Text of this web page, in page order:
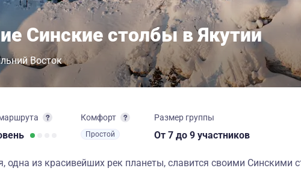
Синские столбы в Якутии
Восток
Комфорт
Простой
Размер группы
От 7 до 9 участников
одна из красивейших рек планеты, славится своими Синскими